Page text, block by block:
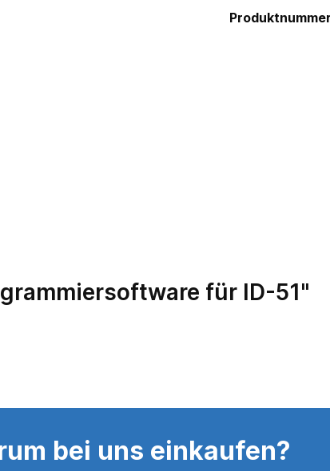
für ID-51"
bei uns einkaufen?